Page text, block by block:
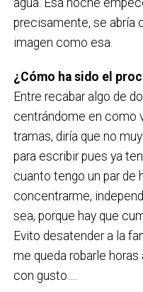
agua. Esa noche
precisamente, se abría
imagen como esa.
¿Cómo ha sido el
Entre recabar algo de
centrándome en como
tramas, diría que no
para escribir pues ya
cuanto tengo un par de
concentrarme,
sea, porque hay que
Evito desatender a la
me queda robarle horas
con gusto….